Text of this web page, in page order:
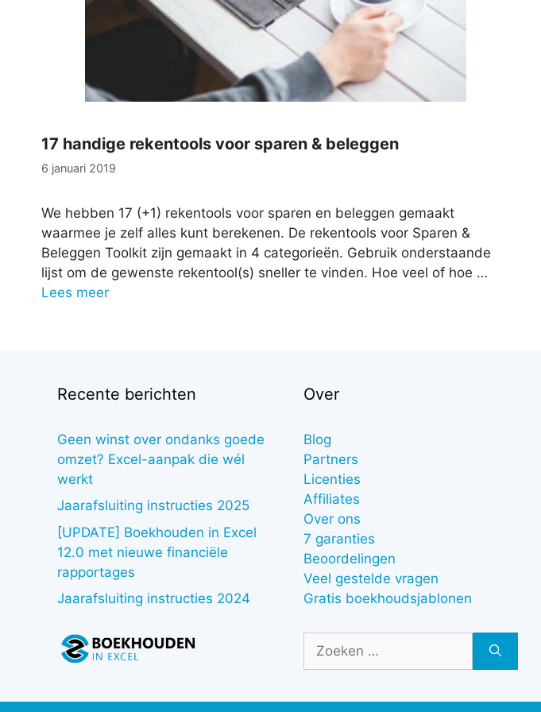
17 handige rekentools voor sparen & beleggen
6 januari 2019
We hebben 17 (+1) rekentools voor sparen en beleggen gemaakt
waarmee je zelf alles kunt berekenen. De rekentools voor Sparen &
Beleggen Toolkit zijn gemaakt in 4 categorieën. Gebruik onderstaande
lijst om de gewenste rekentool(s) sneller te vinden. Hoe veel of hoe …
Lees meer
Recente berichten
Geen winst over ondanks goede
omzet? Excel-aanpak die wél
werkt
Jaarafsluiting instructies 2025
[UPDATE] Boekhouden in Excel
12.0 met nieuwe financiële
rapportages
Jaarafsluiting instructies 2024
Over
Blog
Partners
Licenties
Affiliates
Over ons
7 garanties
Beoordelingen
Veel gestelde vragen
Gratis boekhoudsjablonen
naar: